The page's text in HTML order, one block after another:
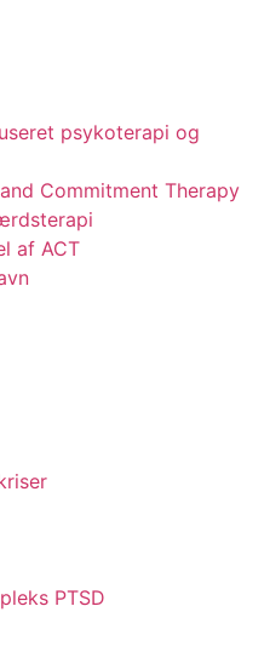
psykoterapi og
Commitment Therapy
af ACT
PTSD